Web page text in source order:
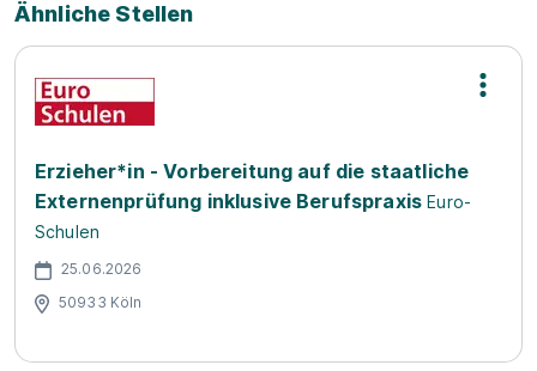
Ähnliche Stellen
Erzieher*in - Vorbereitung auf die staatliche
Externenprüfung inklusive Berufspraxis Euro-
Schulen
25.06.2026
50933 Köln